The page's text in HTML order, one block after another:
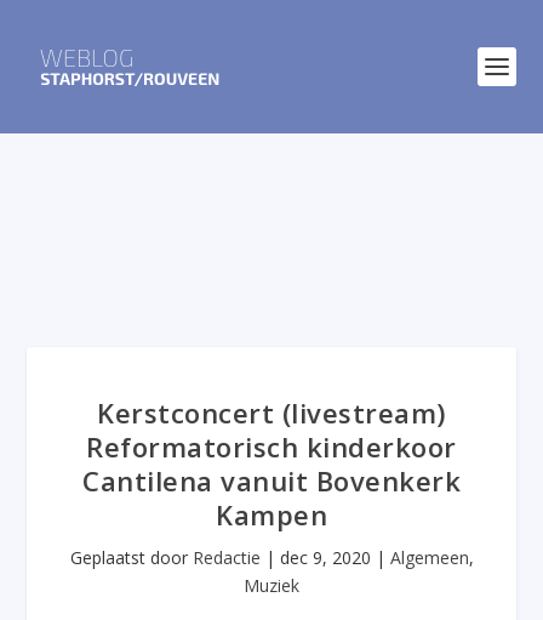
Kerstconcert (livestream)
Reformatorisch kinderkoor
Cantilena vanuit Bovenkerk
Kampen
Geplaatst door Redactie | dec 9, 2020 | Algemeen,
Muziek